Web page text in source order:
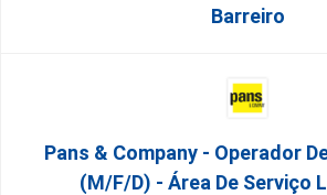
Barreiro
Pans & Company - Operador
(m/f/d) - Área De Serviço